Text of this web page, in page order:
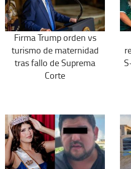
Firma Trump orden vs
turismo de maternidad
tras fallo de Suprema
Corte